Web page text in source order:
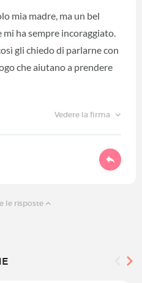
mia madre, ma un bel
mi ha sempre incoraggiato.
gli chiedo di parlarne con
che aiutano a prendere
Vedere la firma
le risposte